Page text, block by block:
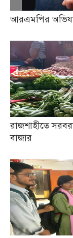
আরএমপির
রাজশাহীতে
বাজার